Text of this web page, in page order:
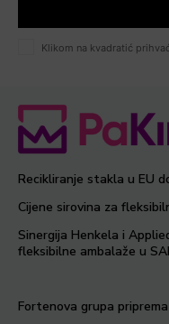
Klikom na kvadratić
Recikliranje stakla u EU
Cijene sirovina za
Sinergija Henkela i
fleksibilne ambalaže u
Fortenova grupa